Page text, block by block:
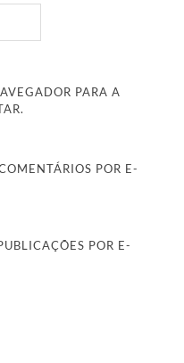
PARA A
POR E-
POR E-